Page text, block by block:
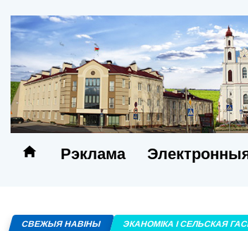
Рэклама
СВЕЖЫЯ НАВІНЫ ЭКАНОМІКА І СЕЛЬСКАЯ